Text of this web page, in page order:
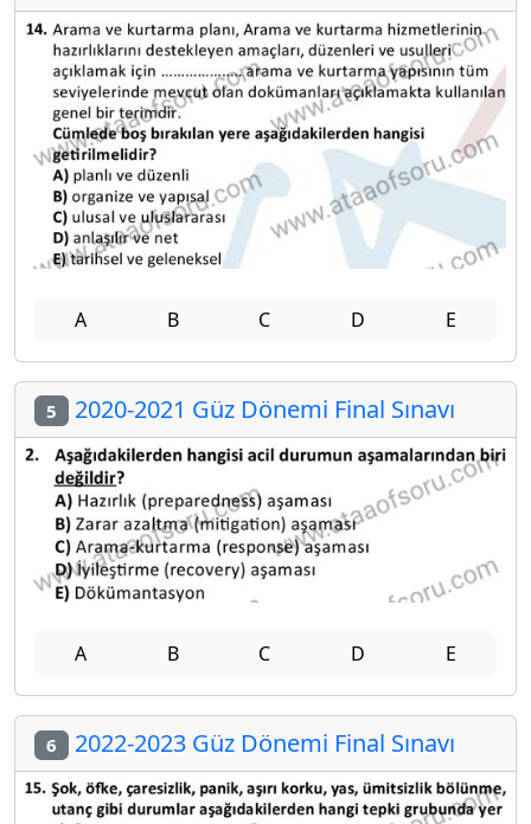
A B C D E
5 2020-2021 Güz Dönemi Final Sınavı
A B C D E
6 2022-2023 Güz Dönemi Final Sınavı